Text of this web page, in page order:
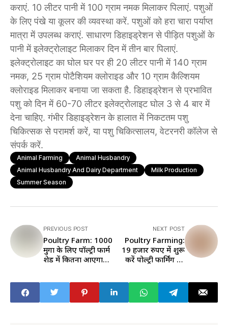
कराएं. 10 लीटर पानी में 100 ग्राम नमक मिलाकर पिलाएं. पशुओं
के लिए पंखे या कूलर की व्यवस्था करें. पशुओं को हरा चारा पर्याप्त
मात्रा में उपलब्ध कराएं. साधारण डिहाइड्रेशन से पीड़ित पशुओं के
पानी में इलेक्ट्रोलाइट मिलाकर दिन में तीन बार पिलाएं.
इलेक्ट्रोलाइट का घोल घर पर ही 20 लीटर पानी में 140 ग्राम
नमक, 25 ग्राम पोटैशियम क्लोराइड और 10 ग्राम कैल्शियम
क्लोराइड मिलाकर बनाया जा सकता है. डिहाइड्रेशन से प्रभावित
पशु को दिन में 60-70 लीटर इलेक्ट्रोलाइट घोल 3 से 4 बार में
देना चाहिए. गंभीर डिहाइड्रेशन के हालात में निकटतम पशु
चिकित्सक से परामर्श करें, या पशु चिकित्सालय, वेटरनरी कॉलेज से
संपर्क करें.
Animal Farming
Animal Husbandry
Animal Husbandry And Dairy Department
Milk Production
Summer Season
PREVIOUS POST
Poultry Farm: 1000
मुर्गों के लिए पॉल्ट्री फार्म
शेड में कितना आएगा
NEXT POST
Poultry Farming:
19 हजार रुपए में शुरू
करें पोल्ट्री फार्मिंग का